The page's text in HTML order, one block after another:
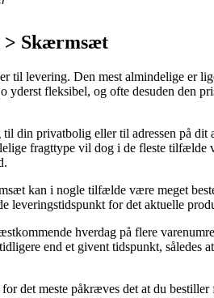
> Skærmsæt
til levering. Den mest almindelige er
yderst fleksibel, og ofte desuden den
din privatbolig eller til adressen på
fragttype vil dog i de fleste
kan i nogle tilfælde være meget
leveringstidspunkt for det aktuelle
hverdag på flere
end et givent tidspunkt, således
det meste påkræves det at du bestiller